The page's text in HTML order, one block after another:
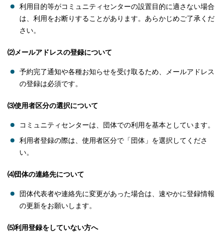
利用目的等がコミュニティセンターの設置目的に適さない場合
は、利用をお断りすることがあります。あらかじめご了承くだ
さい。
⑵メールアドレスの登録について
予約完了通知や各種お知らせを受け取るため、メールアドレス
の登録は必須です。
⑶使用者区分の選択について
コミュニティセンターは、団体での利用を基本としています。
利用者登録の際は、使用者区分で「団体」を選択してくださ
い。
⑷団体の連絡先について
団体代表者や連絡先に変更があった場合は、速やかに登録情報
の更新をお願いします。
⑸利用登録をしていない方へ